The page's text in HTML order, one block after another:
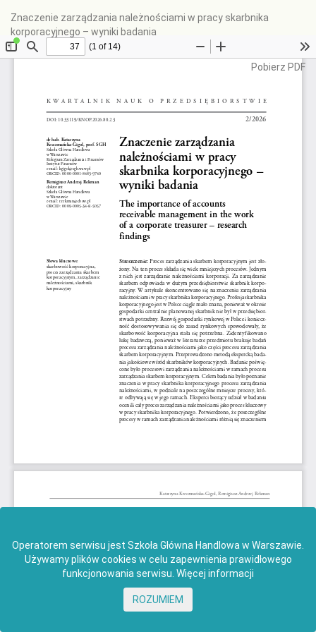
szczegółów
artykułu
Znaczenie zarządzania należnościami w pracy skarbnika
korporacyjnego – wyniki badania
Pobierz
Pobierz PDF
Operatorem serwisu jest Szkoła Główna Handlowa w Warszawie.
Używamy plików cookies w celu zapewnienia prawidłowego
funkcjonowania serwisu. Więcej informacji
ROZUMIEM